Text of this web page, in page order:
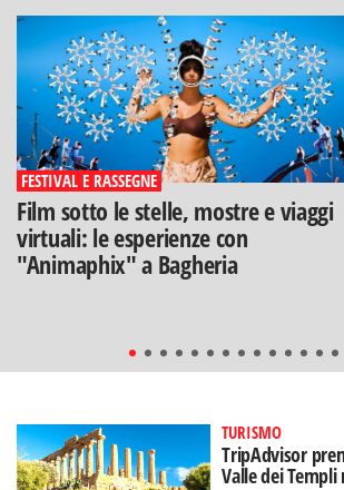
FESTIVAL E RASSEGNE
Film sotto le stelle, mostre e viaggi
virtuali: le esperienze con
"Animaphix" a Bagheria
TURISMO
TripAdvisor
Valle dei